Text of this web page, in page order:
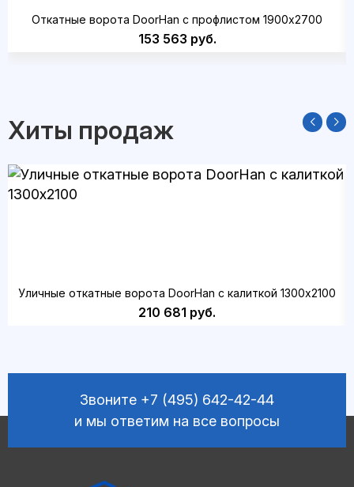
Откатные ворота DoorHan с профлистом 1900x2700
153 563 руб.
Хиты продаж
Уличные откатные ворота DoorHan с калиткой 1300х2100
210 681 руб.
Звоните +7 (495) 642-42-44
и мы ответим на все вопросы